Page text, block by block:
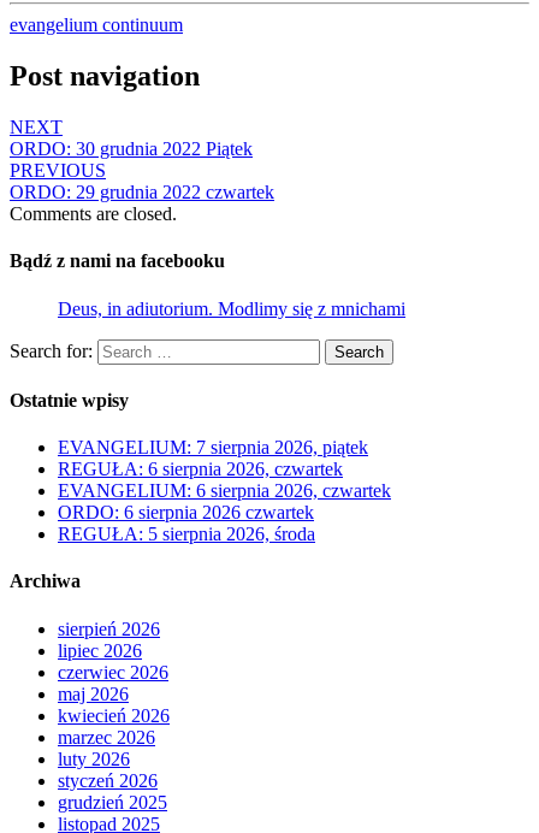
evangelium continuum
Post navigation
NEXT
ORDO: 30 grudnia 2022 Piątek
PREVIOUS
ORDO: 29 grudnia 2022 czwartek
Comments are closed.
Bądź z nami na facebooku
Deus, in adiutorium. Modlimy się z mnichami
Search for: Search
Ostatnie wpisy
EVANGELIUM: 7 sierpnia 2026, piątek
REGUŁA: 6 sierpnia 2026, czwartek
EVANGELIUM: 6 sierpnia 2026, czwartek
ORDO: 6 sierpnia 2026 czwartek
REGUŁA: 5 sierpnia 2026, środa
Archiwa
sierpień 2026
lipiec 2026
czerwiec 2026
maj 2026
kwiecień 2026
marzec 2026
luty 2026
styczeń 2026
grudzień 2025
listopad 2025